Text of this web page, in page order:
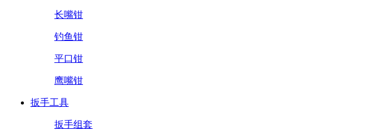
长嘴钳
钓鱼钳
平口钳
鹰嘴钳
扳手工具
扳手组套